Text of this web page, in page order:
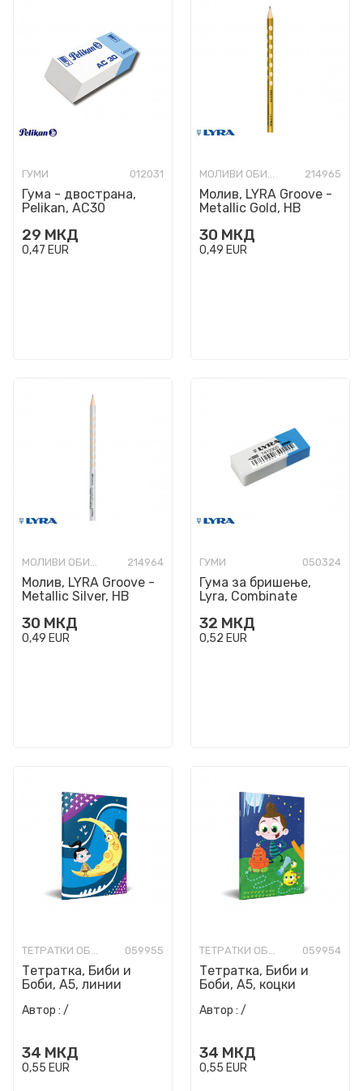
ГУМИ 012031
Гума - двострана,
Pelikan, AC30
29 МКД
0,47 EUR
МОЛИВИ ОБИЧНИ 214965
Молив, LYRA Groove -
Metallic Gold, HB
30 МКД
0,49 EUR
МОЛИВИ ОБИЧНИ 214964
Молив, LYRA Groove -
Metallic Silver, HB
30 МКД
0,49 EUR
ГУМИ 050324
Гума за бришење,
Lyra, Combinate
32 МКД
0,52 EUR
ТЕТРАТКИ ОБИЧНИ 059955
Тетратка, Биби и
Боби, А5, линии
Автор : /
34 МКД
0,55 EUR
ТЕТРАТКИ ОБИЧНИ 059954
Тетратка, Биби и
Боби, А5, коцки
Автор : /
34 МКД
0,55 EUR